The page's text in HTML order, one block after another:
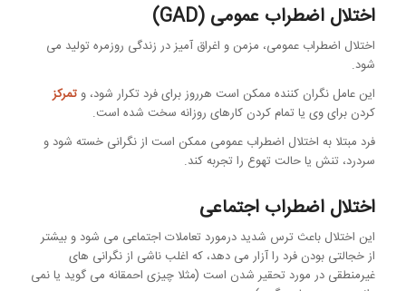
اختلال اضطراب عمومی (GAD)
اختلال اضطراب عمومی، مزمن و اغراق آمیز در زندگی روزمره تولید می
شود.
این عامل نگران کننده ممکن است هرروز برای فرد تکرار شود، و تمرکز
کردن برای وی یا تمام کردن کارهای روزانه سخت شده است.
فرد مبتلا به اختلال اضطراب عمومی ممکن است از نگرانی خسته شود و
سردرد، تنش یا حالت تهوع را تجربه کند.
اختلال اضطراب اجتماعی
این اختلال باعث ترس شدید درمورد تعاملات اجتماعی می شود و بیشتر
از خجالتی بودن فرد را آزار می دهد، که اغلب ناشی از نگرانی های
غیرمنطقی در مورد تحقیر شدن است (مثلا چیزی احمقانه می گوید یا نمی